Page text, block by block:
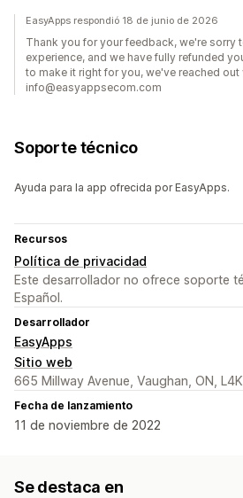
EasyApps respondió 18 de junio de 2026
Thank you for your feedback, we're sorry
experience, and we have fully refunded
to make it right for you, we've reached out
info@easyappsecom.com
Soporte técnico
Ayuda para la app ofrecida por EasyApps.
Recursos
Política de privacidad
Este desarrollador no ofrece soporte
Español.
Desarrollador
EasyApps
Sitio web
665 Millway Avenue, Vaughan, ON,
Fecha de lanzamiento
11 de noviembre de 2022
Se destaca en